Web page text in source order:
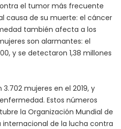
el tumor más frecuente
causa de su muerte: el cáncer
también afecta a los
son alarmantes: el
y se detectaron 1,38 millones
mujeres en el 2019, y
Estos números
la Organización Mundial de
de la lucha contra